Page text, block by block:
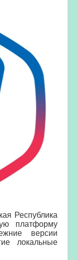
Республика
платформу
версии
локальные